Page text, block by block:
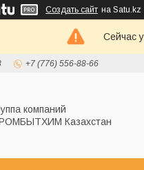
Создать сайт на Satu.kz
Сейчас
+7 (776) 556-88-66
компаний
Казахстан